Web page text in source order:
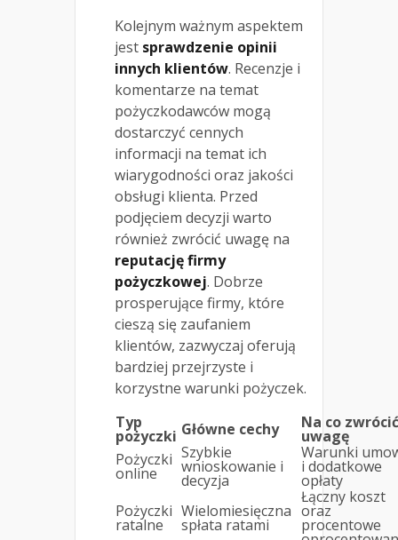
Kolejnym ważnym aspektem
jest sprawdzenie opinii
innych klientów. Recenzje i
komentarze na temat
pożyczkodawców mogą
dostarczyć cennych
informacji na temat ich
wiarygodności oraz jakości
obsługi klienta. Przed
podjęciem decyzji warto
również zwrócić uwagę na
reputację firmy
pożyczkowej. Dobrze
prosperujące firmy, które
cieszą się zaufaniem
klientów, zazwyczaj oferują
bardziej przejrzyste i
korzystne warunki pożyczek.
Typ
pożyczki Główne cechy Na co zwrócić
uwagę
Pożyczki
online
Szybkie
wnioskowanie i
decyzja
Warunki
i dodatkowe
opłaty
Pożyczki
ratalne
Wielomiesięczna
spłata ratami
Łączny koszt
oraz
procentowe